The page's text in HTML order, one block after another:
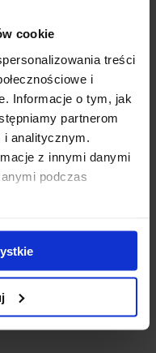
cookie
treści
i
Informacje o tym, jak
partnerom
analitycznym.
z innymi danymi
podczas
Evo Flush Rail +
+ kit 186169
belką WingBar Evo to
z relingiem zint...